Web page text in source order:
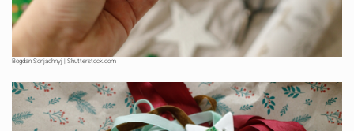
Bogdan Sonjachnyj | Shutterstock.com